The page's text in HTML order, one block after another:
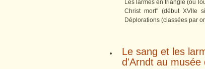
Les larmes en triangle (ou
Christ mort" (début XVIIe
Déplorations (classées par
Le sang et les
d'Arndt au musée